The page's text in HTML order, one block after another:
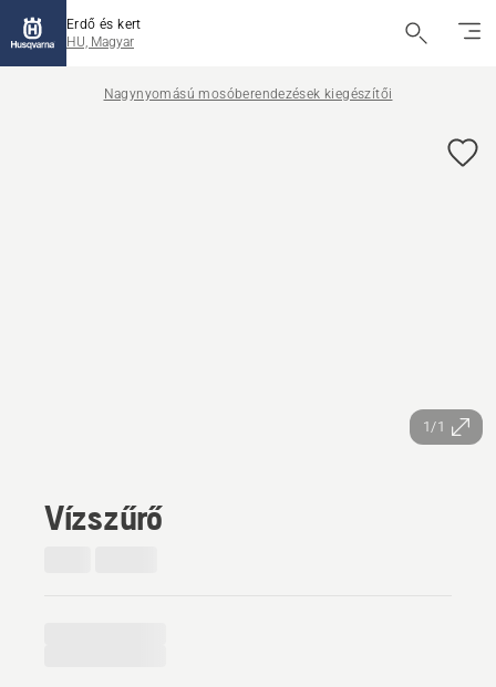
Erdő és kert
HU, Magyar
Nagynyomású mosóberendezések kiegészítői
1/1
Vízszűrő